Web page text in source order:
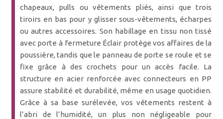
chapeaux, pulls ou vêtements pliés, ainsi que trois
tiroirs en bas pour y glisser sous-vêtements, écharpes
ou autres accessoires. Son habillage en tissu non tissé
avec porte à fermeture Éclair protège vos affaires de la
poussière, tandis que le panneau de porte se roule et se
fixe grâce à des crochets pour un accès facile. La
structure en acier renforcée avec connecteurs en PP
assure stabilité et durabilité, même en usage quotidien.
Grâce à sa base surélevée, vos vêtements restent à
l’abri de l’humidité, un plus non négligeable pour